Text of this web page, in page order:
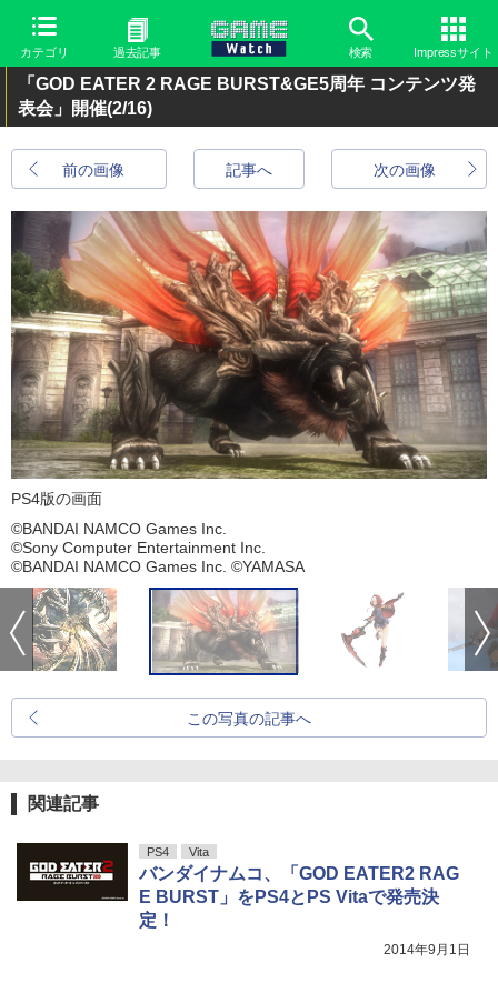
カテゴリ 過去記事 検索 Impressサイト
「GOD EATER 2 RAGE BURST&GE5周年 コンテンツ発
表会」開催(2/16)
前の画像 次の画像
記事へ
PS4版の画面
©BANDAI NAMCO Games Inc.
©Sony Computer Entertainment Inc.
©BANDAI NAMCO Games Inc. ©YAMASA
この写真の記事へ
関連記事
PS4 Vita
バンダイナムコ、「GOD EATER2 RAG
E BURST」をPS4とPS Vitaで発売決
定！
2014年9月1日